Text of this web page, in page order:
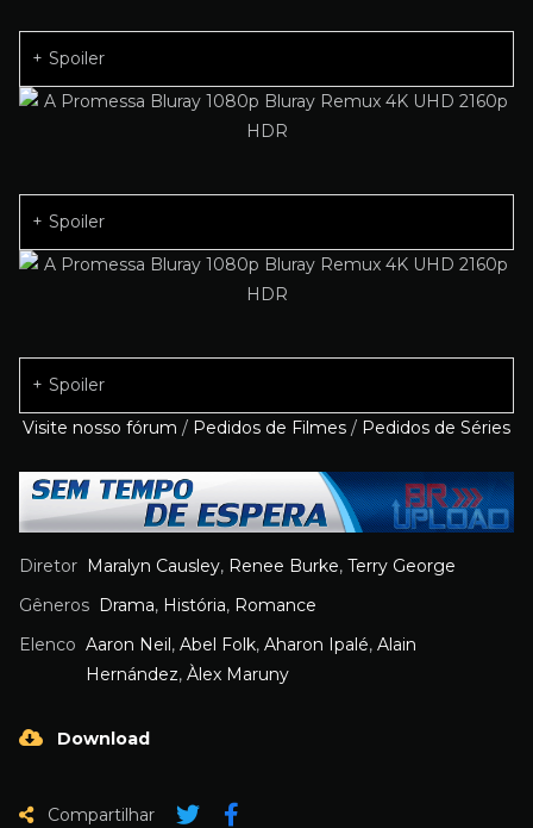
Spoiler
Spoiler
Spoiler
Visite nosso fórum / Pedidos de Filmes / Pedidos de Séries
Diretor Maralyn Causley, Renee Burke, Terry George
Gêneros
Drama, História, Romance
Elenco Aaron Neil , Abel Folk, Aharon Ipalé, Alain
Hernández, Àlex Maruny
Download
Compartilhar